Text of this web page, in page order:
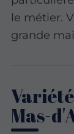
le métier.
grande
Mas-